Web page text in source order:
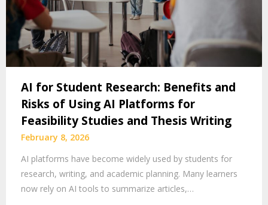
AI for Student Research: Benefits and
Risks of Using AI Platforms for
Feasibility Studies and Thesis Writing
February 8, 2026
AI platforms have become widely used by students for
research, writing, and academic planning. Many learners
now rely on AI tools to summarize articles,…